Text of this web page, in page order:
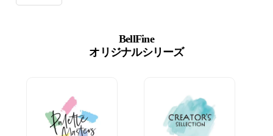
BellFine
オリジナルシリーズ